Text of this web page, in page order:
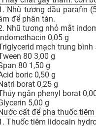
Nhũ tương dầu parafin
để phân tán.
Nhũ tương nhỏ mắt
0,05 g
mạch trung bình
80 3,00 g
80 1,50 g
boric 0,50 g
borat 0,25 g
ngân phenyl borat
5,00 g
cất để pha thuốc
Thuốc tiêm lidocain